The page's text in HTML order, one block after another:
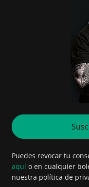
Puedes revocar tu
aquí o en cualquier
nuestra política de